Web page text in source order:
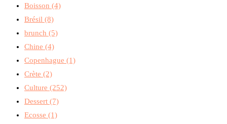
Boisson (4)
Brésil (8)
brunch (5)
Chine (4)
Copenhague (1)
Crète (2)
Culture (252)
Dessert (7)
Ecosse (1)